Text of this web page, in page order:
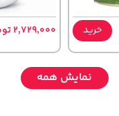
خرید 2,729,000 تومان
نمایش همه